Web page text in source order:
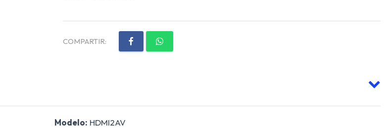
COMPARTIR:
Modelo: HDMI2AV